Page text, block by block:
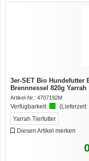
3er-SET Bio Hundefutter
Brennnessel 820g Yarrah
Artikel-Nr.: 4707192M
Verfügbarkeit: (Lieferzeit:
Yarrah Tierfutter
Diesen Artikel merken